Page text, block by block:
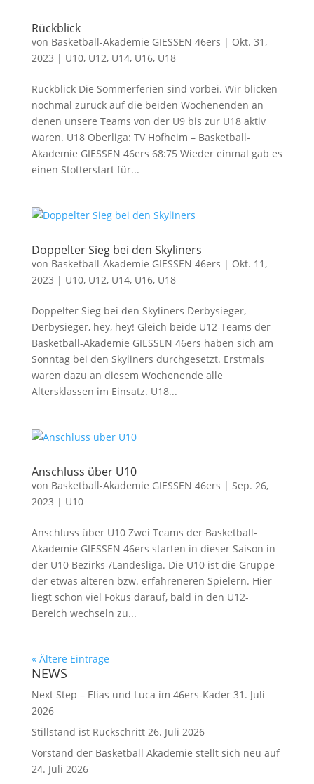
Rückblick
von Basketball-Akademie GIESSEN 46ers | Okt. 31,
2023 | U10, U12, U14, U16, U18
Rückblick Die Sommerferien sind vorbei. Wir blicken
nochmal zurück auf die beiden Wochenenden an
denen unsere Teams von der U9 bis zur U18 aktiv
waren. U18 Oberliga: TV Hofheim – Basketball-
Akademie GIESSEN 46ers 68:75 Wieder einmal gab es
einen Stotterstart für...
Doppelter Sieg bei den Skyliners
von Basketball-Akademie GIESSEN 46ers | Okt. 11,
2023 | U10, U12, U14, U16, U18
Doppelter Sieg bei den Skyliners Derbysieger,
Derbysieger, hey, hey! Gleich beide U12-Teams der
Basketball-Akademie GIESSEN 46ers haben sich am
Sonntag bei den Skyliners durchgesetzt. Erstmals
waren dazu an diesem Wochenende alle
Altersklassen im Einsatz. U18...
Anschluss über U10
von Basketball-Akademie GIESSEN 46ers | Sep. 26,
2023 | U10
Anschluss über U10 Zwei Teams der Basketball-
Akademie GIESSEN 46ers starten in dieser Saison in
der U10 Bezirks-/Landesliga. Die U10 ist die Gruppe
der etwas älteren bzw. erfahreneren Spielern. Hier
liegt schon viel Fokus darauf, bald in den U12-
Bereich wechseln zu...
« Ältere Einträge
NEWS
Next Step – Elias und Luca im 46ers-Kader 31. Juli
2026
Stillstand ist Rückschritt 26. Juli 2026
Vorstand der Basketball Akademie stellt sich neu auf
24. Juli 2026